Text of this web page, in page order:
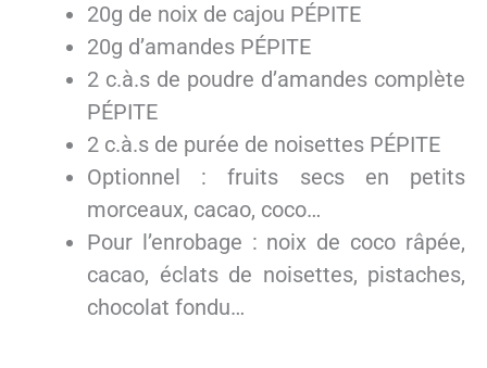
20g de noix de cajou PÉPITE
20g d’amandes PÉPITE
2 c.à.s de poudre d’amandes complète
PÉPITE
2 c.à.s de purée de noisettes PÉPITE
Optionnel : fruits secs en petits
morceaux, cacao, coco…
Pour l’enrobage : noix de coco râpée,
cacao, éclats de noisettes, pistaches,
chocolat fondu…